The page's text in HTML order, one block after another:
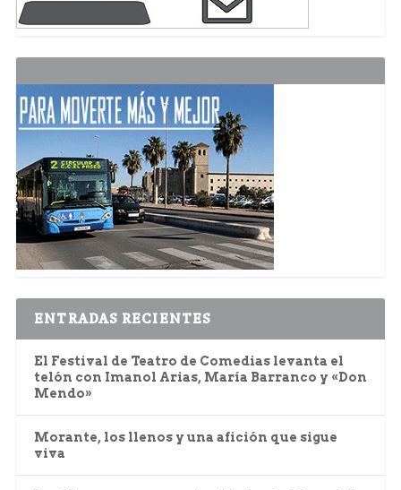
ENTRADAS RECIENTES
El Festival de Teatro de Comedias levanta el
telón con Imanol Arias, María Barranco y «Don
Mendo»
Morante, los llenos y una afición que sigue
viva